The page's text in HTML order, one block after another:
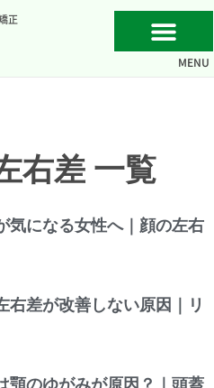
正
MENU
右差 一覧
気になる女性へ｜顔の左右
右差が改善しない原因｜リ
のゆがみが原因？｜頭蓋